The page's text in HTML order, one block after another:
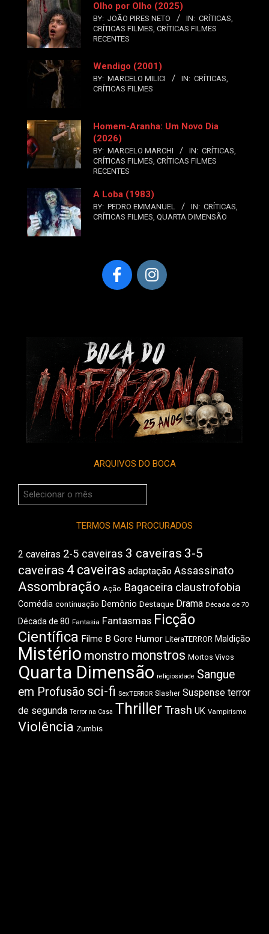
Olho por Olho (2025)
BY: JOÃO PIRES NETO IN: CRÍTICAS,
CRÍTICAS FILMES, CRÍTICAS FILMES
RECENTES
Wendigo (2001)
BY: MARCELO MILICI IN: CRÍTICAS,
CRÍTICAS FILMES
Homem-Aranha: Um Novo Dia
(2026)
BY: MARCELO MARCHI IN: CRÍTICAS,
CRÍTICAS FILMES, CRÍTICAS FILMES
RECENTES
A Loba (1983)
BY: PEDRO EMMANUEL IN: CRÍTICAS,
CRÍTICAS FILMES, QUARTA DIMENSÃO
ARQUIVOS DO BOCA
Arquivos
do
TERMOS MAIS PROCURADOS
2 caveiras 2-5 caveiras 3 caveiras 3-5
caveiras 4 caveiras adaptação Assassinato
Assombração Ação Bagaceira claustrofobia
Comédia continuação Demônio Destaque Drama Década de 70
Década de 80 Fantasia Fantasmas Ficção
Científica Filme B Gore Humor LiteraTERROR Maldição
Mistério monstro monstros Mortos Vivos
Quarta Dimensão religiosidade Sangue
em Profusão sci-fi SexTERROR Slasher Suspense terror
de segunda Terror na Casa ThrillerTrash UK Vampirismo
Violência Zumbis